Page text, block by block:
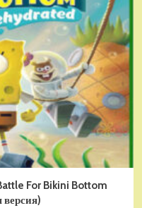
For Bikini Bottom
версия)